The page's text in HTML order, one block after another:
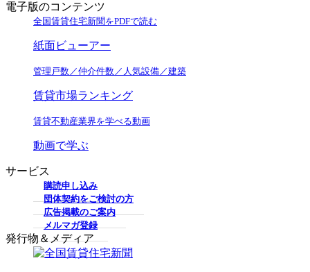
電子版のコンテンツ
全国賃貸住宅新聞をPDFで読む
紙面ビューアー
管理戸数／仲介件数／人気設備／建築
賃貸市場ランキング
賃貸不動産業界を学べる動画
動画で学ぶ
サービス
購読申し込み
団体契約をご検討の方
広告掲載のご案内
メルマガ登録
発行物＆メディア